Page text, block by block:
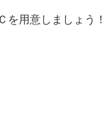
を用意しましょう